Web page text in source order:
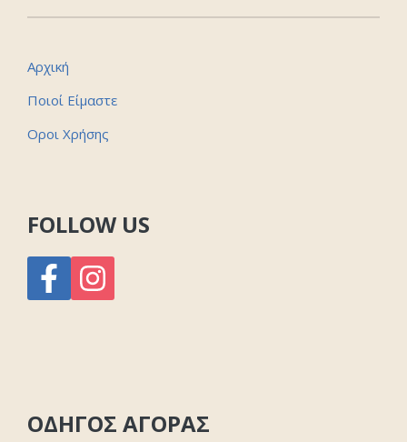
Αρχική
Ποιοί Είμαστε
Οροι Χρήσης
FOLLOW US
ΟΔΗΓΟΣ ΑΓΟΡΑΣ